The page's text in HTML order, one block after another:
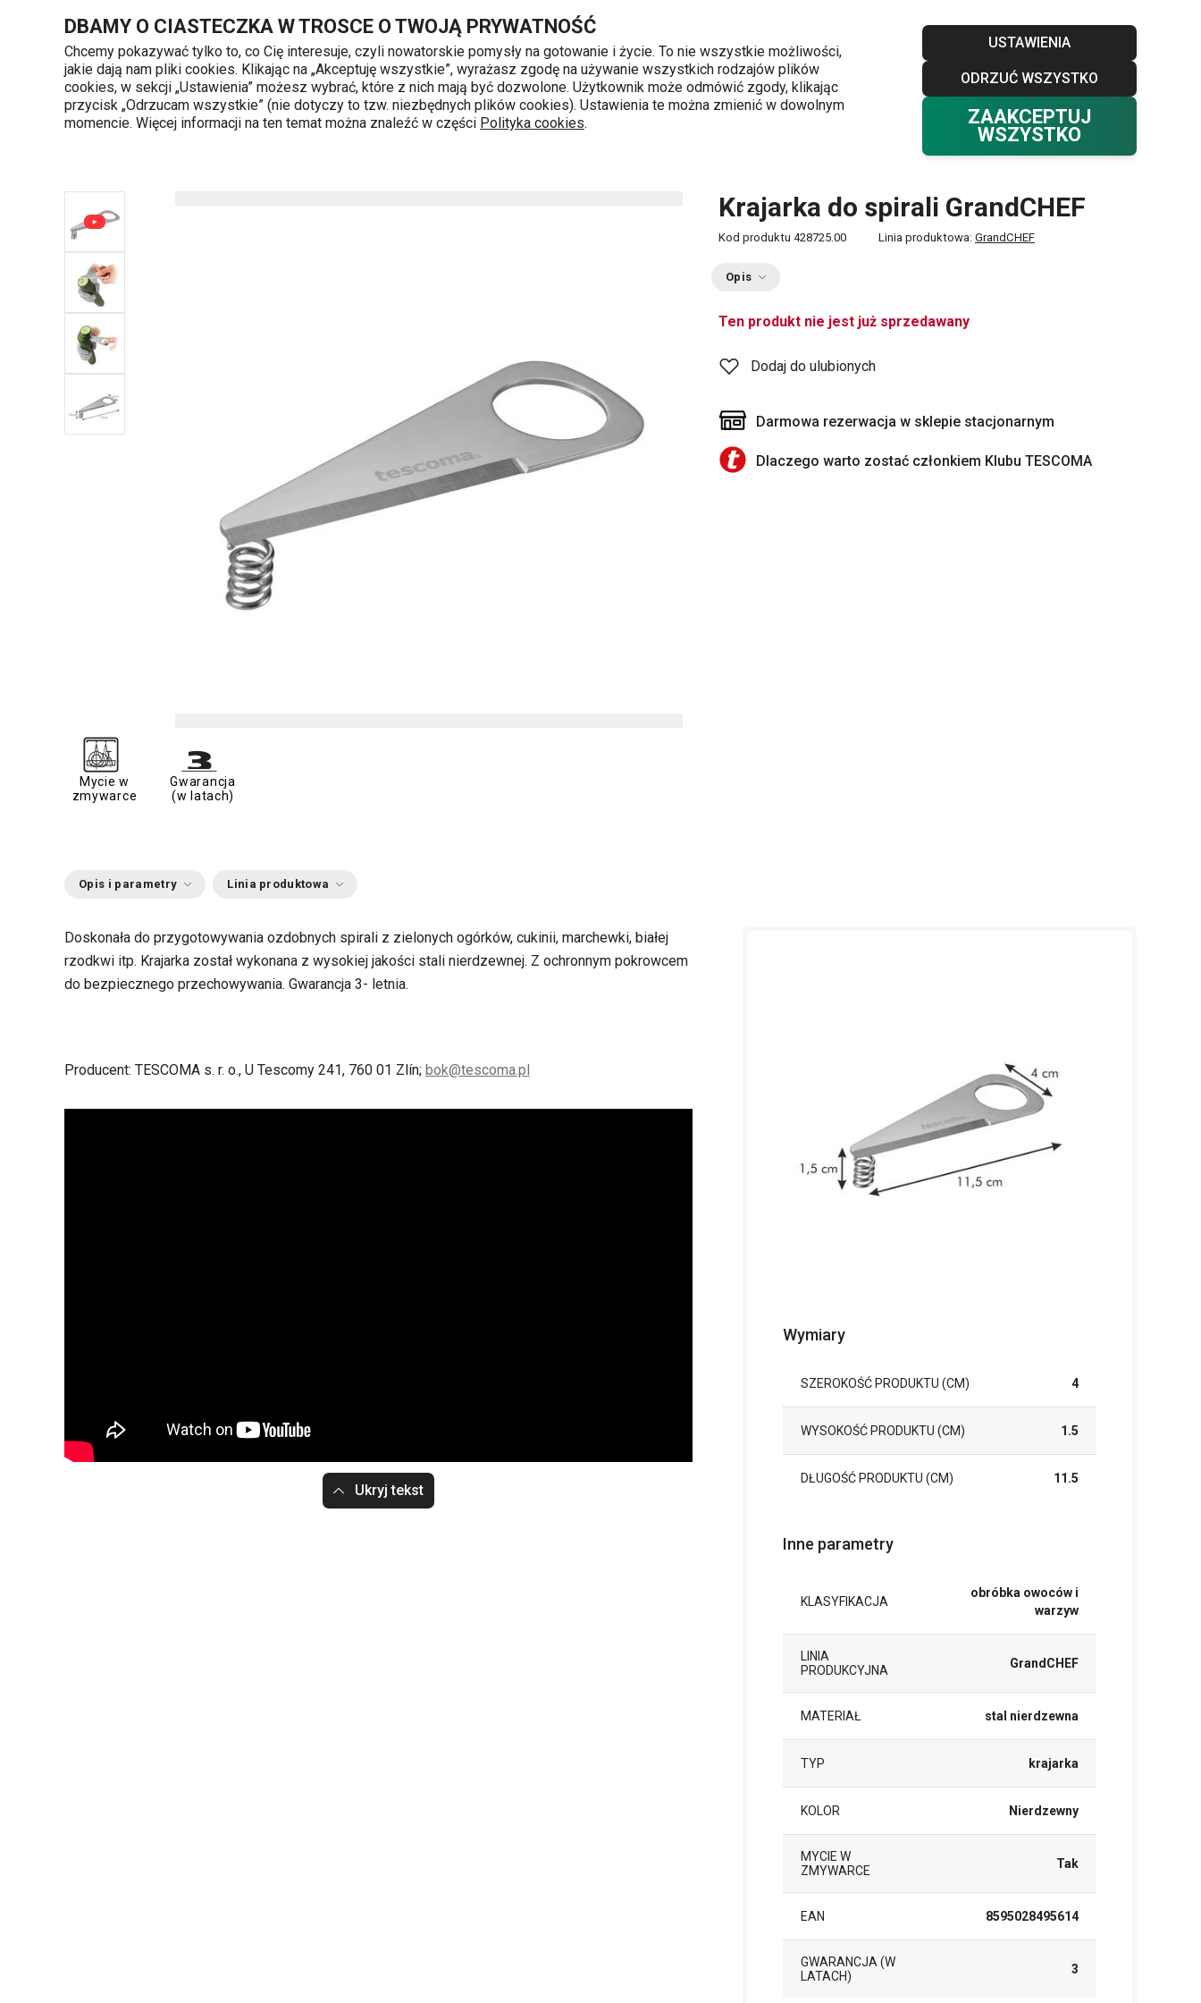
DBAMY O CIASTECZKA W TROSCE O TWOJĄ PRYWATNOŚĆ
Chcemy pokazywać tylko to, co Cię interesuje, czyli nowatorskie pomysły na gotowanie i życie. To nie wszystkie możliwości,
jakie dają nam pliki cookies. Klikając na „Akceptuję wszystkie”, wyrażasz zgodę na używanie wszystkich rodzajów plików
cookies, w sekcji „Ustawienia” możesz wybrać, które z nich mają być dozwolone. Użytkownik może odmówić zgody, klikając
przycisk „Odrzucam wszystkie” (nie dotyczy to tzw. niezbędnych plików cookies). Ustawienia te można zmienić w dowolnym
momencie. Więcej informacji na ten temat można znaleźć w części Polityka cookies.
USTAWIENIA
ODRZUĆ WSZYSTKO
ZAAKCEPTUJ
WSZYSTKO
Przejdź do głównej zawartości
Przejdź do wyszukiwania
Przejdź do nawigacji
Blog Klub TESCOMA Kontakt
Kategorie produktów 720 809 700
Poniedziałek - piątek od 8 do 16
Ulubione Zaloguj się
0 Twój koszyk
0,00 zł
Krajarka do spirali GrandCHEF
Kod produktu 428725.00 Linia produktowa: GrandCHEF
Opis
Ten produkt nie jest już sprzedawany
Dodaj do ulubionych
Darmowa rezerwacja w sklepie stacjonarnym
Dlaczego warto zostać członkiem Klubu TESCOMA
Mycie w
zmywarce
Gwarancja
(w latach)
Opis i parametry Linia produktowa
Doskonała do przygotowywania ozdobnych spirali z zielonych ogórków, cukinii, marchewki, białej
rzodkwi itp. Krajarka został wykonana z wysokiej jakości stali nierdzewnej. Z ochronnym pokrowcem
do bezpiecznego przechowywania. Gwarancja 3- letnia.
Producent: TESCOMA s. r. o., U Tescomy 241, 760 01 Zlín; bok@tescoma.pl
Ukryj tekst
Wymiary
SZEROKOŚĆ PRODUKTU (CM) 4
WYSOKOŚĆ PRODUKTU (CM) 1.5
DŁUGOŚĆ PRODUKTU (CM) 11.5
Inne parametry
KLASYFIKACJA
obróbka owoców i
warzyw
LINIA
PRODUKCYJNA
GrandCHEF
MATERIAŁ stal nierdzewna
TYP krajarka
KOLOR Nierdzewny
MYCIE W
ZMYWARCE
Tak
EAN 8595028495614
GWARANCJA (W
LATACH)
3